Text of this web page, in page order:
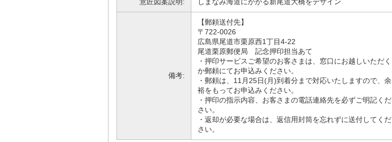
備考:
【郵頼送付先】
〒722-0026
広島県尾道市栗原西1丁目4-22
尾道栗原郵便局 記念押印担当あて
・押印サービスご希望のお客さまは、窓口にお越しいただく
か郵頼にてお申込みください。
・郵頼は、11月25日(月)到着分まで対応いたしますので、余
裕をもってお申込みください。
・押印の指示内容、お客さまの電話連絡先を必ずご明記くだ
さい。
・返却が必要な場合は、返信用封筒を忘れずに送付してくだ
さい。